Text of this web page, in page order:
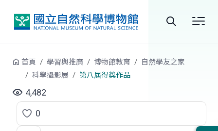
站
首頁 學習與推廣 博物館教育
自然學友之家
科學攝影展
第八屆得獎作品
4,482
點
0